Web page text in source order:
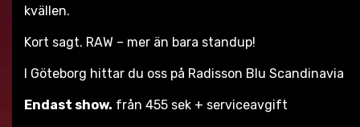
kvällen.
Kort sagt. RAW – mer än bara standup!
I Göteborg hittar du oss på Radisson Blu Scandinavia
Endast show. från 455 sek + serviceavgift